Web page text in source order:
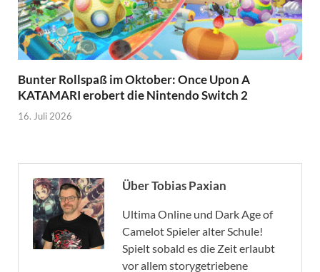
Bunter Rollspaß im Oktober: Once Upon A
KATAMARI erobert die Nintendo Switch 2
16. Juli 2026
Über Tobias Paxian
Ultima Online und Dark Age of
Camelot Spieler alter Schule!
Spielt sobald es die Zeit erlaubt
vor allem storygetriebene